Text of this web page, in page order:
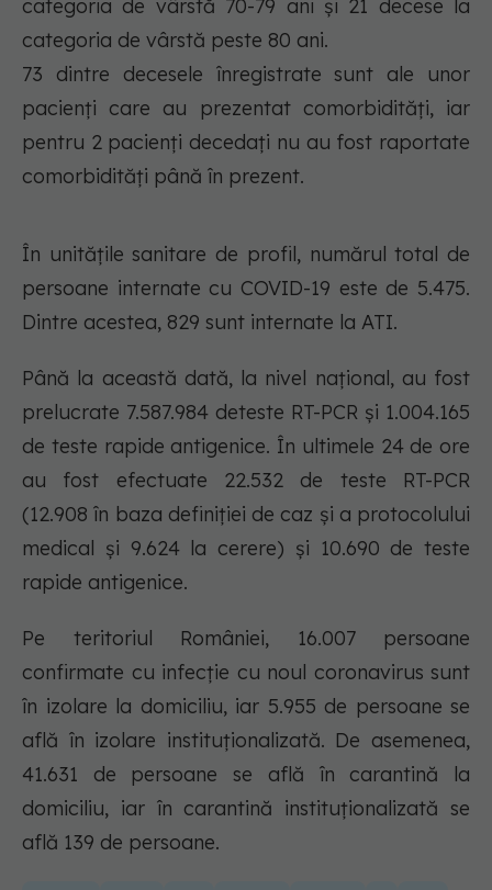
categoria de vârstă 70-79 ani și 21 decese la
categoria de vârstă peste 80 ani.
73 dintre decesele înregistrate sunt ale unor
pacienți care au prezentat comorbidități, iar
pentru 2 pacienți decedați nu au fost raportate
comorbidități până în prezent.
În unitățile sanitare de profil, numărul total de
persoane internate cu COVID-19 este de 5.475.
Dintre acestea, 829 sunt internate la ATI.
Până la această dată, la nivel național, au fost
prelucrate 7.587.984 deteste RT-PCR și 1.004.165
de teste rapide antigenice. În ultimele 24 de ore
au fost efectuate 22.532 de teste RT-PCR
(12.908 în baza definiției de caz și a protocolului
medical și 9.624 la cerere) și 10.690 de teste
rapide antigenice.
Pe teritoriul României, 16.007 persoane
confirmate cu infecție cu noul coronavirus sunt
în izolare la domiciliu, iar 5.955 de persoane se
află în izolare instituționalizată. De asemenea,
41.631 de persoane se află în carantină la
domiciliu, iar în carantină instituționalizată se
află 139 de persoane.